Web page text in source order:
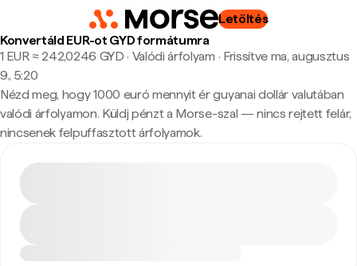
Letöltés
Konvertáld EUR-ot GYD formátumra
1 EUR ≈ 242,0246 GYD · Valódi árfolyam · Frissítve ma, augusztus
9., 5:20
Nézd meg, hogy 1000 euró mennyit ér guyanai dollár valutában
valódi árfolyamon. Küldj pénzt a Morse-szal — nincs rejtett felár,
nincsenek felpuffasztott árfolyamok.